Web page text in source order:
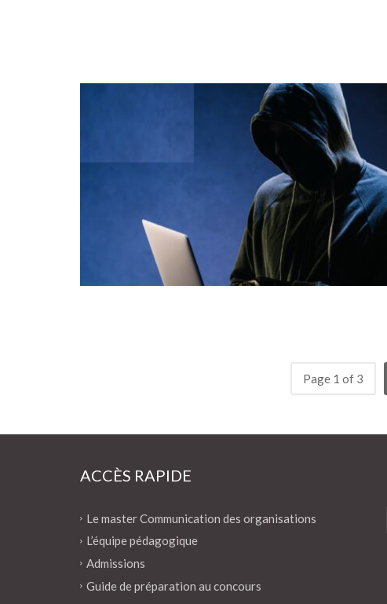
Page 1 of 3
ACCÈS RAPIDE
Le master Communication des organisations
L’équipe pédagogique
Admissions
Guide de préparation au concours